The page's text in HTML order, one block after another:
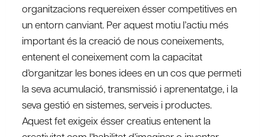
organitzacions requereixen ésser competitives en
un entorn canviant. Per aquest motiu l’actiu més
important és la creació de nous coneixements,
entenent el coneixement com la capacitat
d’organitzar les bones idees en un cos que permeti
la seva acumulació, transmissió i aprenentatge, i la
seva gestió en sistemes, serveis i productes.
Aquest fet exigeix ésser creatius entenent la